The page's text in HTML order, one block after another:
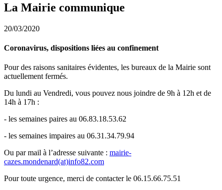
La Mairie communique
20/03/2020
Coronavirus, dispositions liées au confinement
Pour des raisons sanitaires évidentes, les bureaux de la Mairie sont
actuellement fermés.
Du lundi au Vendredi, vous pouvez nous joindre de 9h à 12h et de
14h à 17h :
- les semaines paires au 06.83.18.53.62
- les semaines impaires au 06.31.34.79.94
Ou par mail à l’adresse suivante : mairie-
cazes.mondenard(at)info82.com
Pour toute urgence, merci de contacter le 06.15.66.75.51